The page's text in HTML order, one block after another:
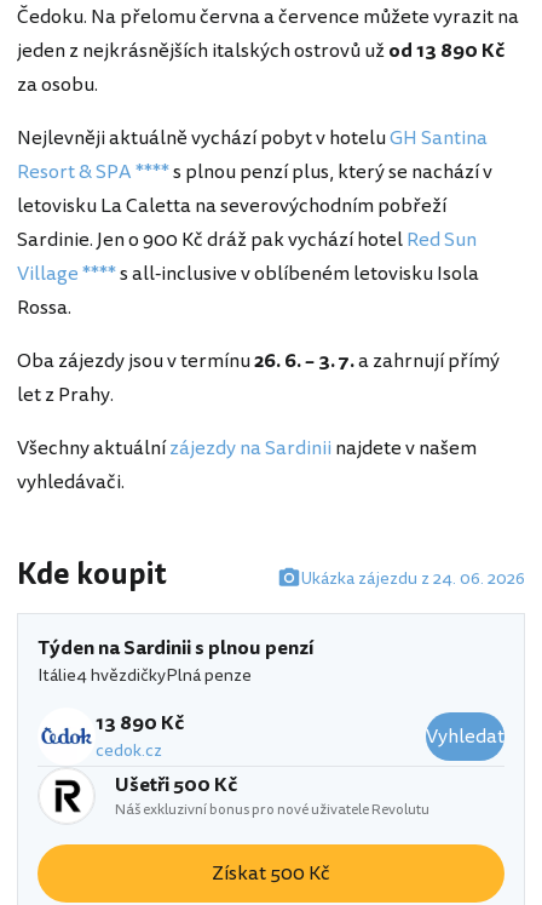
Čedoku. Na přelomu června a července můžete vyrazit na
jeden z nejkrásnějších italských ostrovů užod 13 890 Kč
za osobu.
Nejlevněji aktuálně vychází pobyt v hoteluGH Santina
Resort & SPA ****s plnou penzí plus, který se nachází v
letovisku La Caletta na severovýchodním pobřeží
Sardinie. Jen o 900 Kč dráž pak vychází hotelRed Sun
Village ****s all-inclusive v oblíbeném letovisku Isola
Rossa.
Oba zájezdy jsou v termínu26. 6. – 3. 7.a zahrnují přímý
let z Prahy.
Všechny aktuálnízájezdy na Sardinii najdete v našem
vyhledávači.
Kde koupit Ukázka zájezdu z 24. 06. 2026
Týden na Sardinii s plnou penzí
Itálie4 hvězdičkyPlná penze
13 890 Kč
cedok.cz
Vyhledat
Ušetři 500 Kč
Náš exkluzivní bonus pro nové uživatele Revolutu
Získat 500 Kč